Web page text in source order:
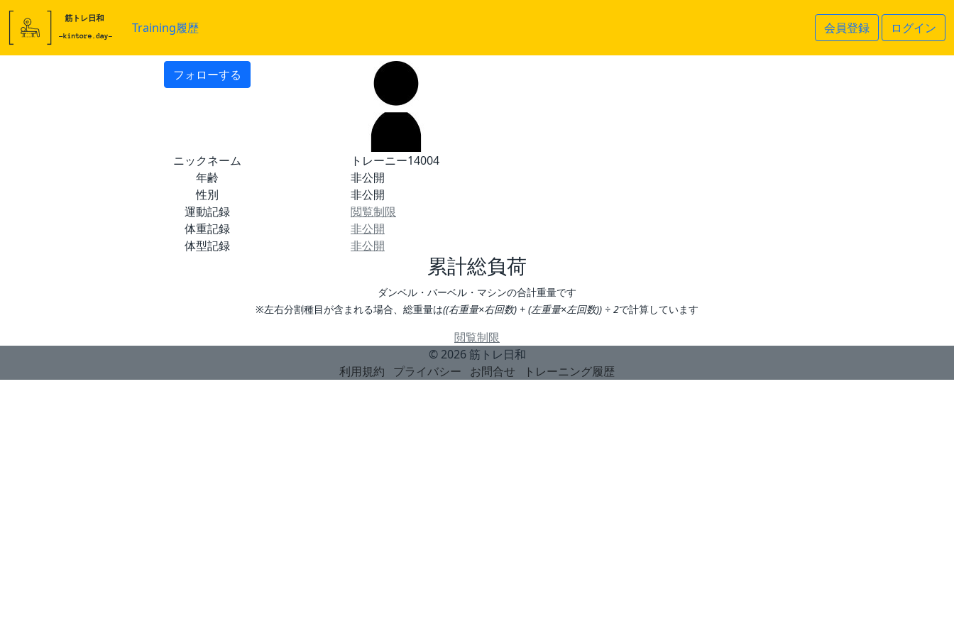
Training履歴 会員登録 ログイン
フォローする
ニックネーム
トレーニー14004
年齢
非公開
性別
非公開
運動記録
閲覧制限
体重記録
非公開
体型記録
非公開
累計総負荷
ダンベル・バーベル・マシンの合計重量です
※左右分割種目が含まれる場合、総重量は((右重量×右回数) + (左重量×左回数)) ÷ 2で計算しています
閲覧制限
© 2026 筋トレ日和
利用規約
プライバシー お問合せ トレーニング履歴